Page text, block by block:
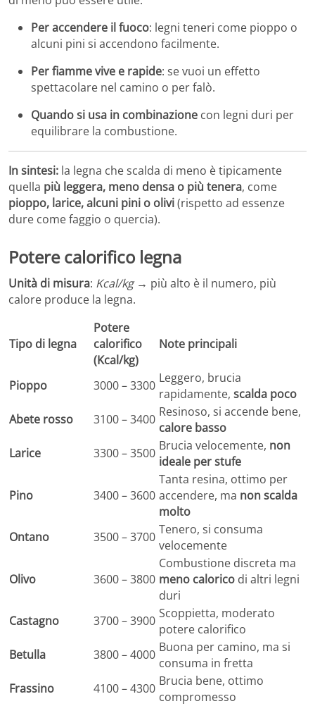
Per accendere il fuoco: legni teneri come pioppo o
alcuni pini si accendono facilmente.
Per fiamme vive e rapide: se vuoi un effetto
spettacolare nel camino o per falò.
Quando si usa in combinazione con legni duri per
equilibrare la combustione.
In sintesi: la legna che scalda di meno è tipicamente
quella più leggera, meno densa o più tenera, come
pioppo, larice, alcuni pini o olivi(rispetto ad essenze
dure come faggio o quercia).
Potere calorifico legna
Unità di misura: Kcal/kg→ più alto è il numero, più
calore produce la legna.
Tipo di legna
Potere
calorifico
(Kcal/kg)
Note principali
Pioppo 3000 – 3300 Leggero, brucia
rapidamente, scalda poco
Abete rosso
3100 – 3400 Resinoso, si accende bene,
calore basso
Larice
3300 – 3500 Brucia velocemente, non
ideale per stufe
Pino 3400 – 3600
Tanta resina, ottimo per
accendere, ma non scalda
molto
Ontano
3500 – 3700 Tenero, si consuma
velocemente
Olivo 3600 – 3800
Combustione discreta ma
meno calorico di altri legni
duri
Castagno
3700 – 3900 Scoppietta, moderato
potere calorifico
Betulla
3800 – 4000 Buona per camino, ma si
consuma in fretta
Frassino
4100 – 4300 Brucia bene, ottimo
compromesso